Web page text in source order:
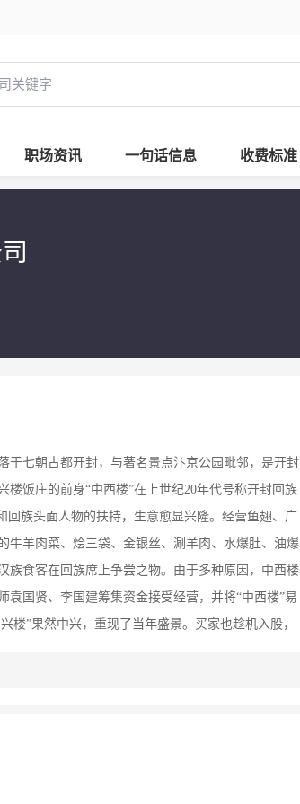
职场资讯 一句话信息 收费标准
七朝古都开封，与著名景点汴京公园毗邻，是开封
饭庄的前身“中西楼”在上世纪20年代号称开封回族
回族头面人物的扶持，生意愈显兴隆。经营鱼翅、广
牛羊肉菜、烩三袋、金银丝、涮羊肉、水爆肚、油爆
族食客在回族席上争尝之物。由于多种原因，中西楼
袁国贤、李国建筹集资金接受经营，并将“中西楼”易
楼”果然中兴，重现了当年盛景。买家也趁机入股，
京冬菜扒羊肉、南烧羊肉，味美可口，吸引了不少
烹饪协会认定为“河南名吃”。中兴楼饭庄于1996年被